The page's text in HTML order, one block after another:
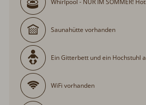
Whirlpool - NUR IM SOMMER!
Saunahütte vorhanden
Ein Gitterbett und ein Hochstuhl
WiFi vorhanden